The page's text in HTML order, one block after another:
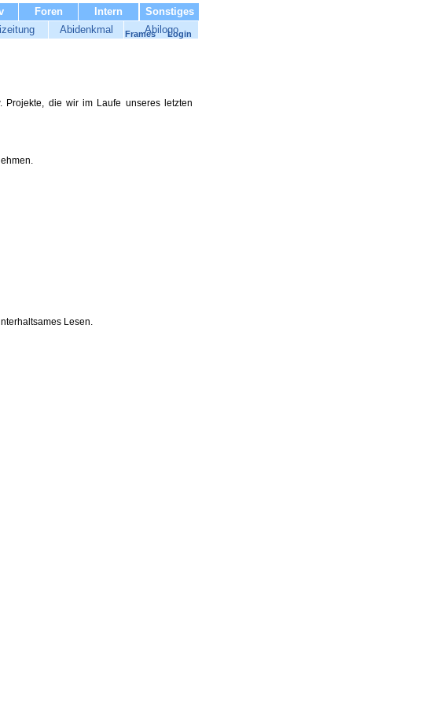
Frames Login
Foren Intern
Sonstiges
Abidenkmal Abilogo
Projekte, die wir im Laufe unseres letzten
Lesen.